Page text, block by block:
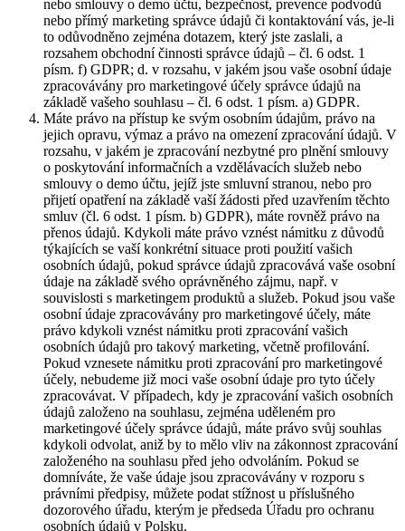
nebo smlouvy o demo účtu, bezpečnost, prevence podvodů
nebo přímý marketing správce údajů či kontaktování vás, je-li
to odůvodněno zejména dotazem, který jste zaslali, a
rozsahem obchodní činnosti správce údajů – čl. 6 odst. 1
písm. f) GDPR; d. v rozsahu, v jakém jsou vaše osobní údaje
zpracovávány pro marketingové účely správce údajů na
základě vašeho souhlasu – čl. 6 odst. 1 písm. a) GDPR.
Máte právo na přístup ke svým osobním údajům, právo na
jejich opravu, výmaz a právo na omezení zpracování údajů. V
rozsahu, v jakém je zpracování nezbytné pro plnění smlouvy
o poskytování informačních a vzdělávacích služeb nebo
smlouvy o demo účtu, jejíž jste smluvní stranou, nebo pro
přijetí opatření na základě vaší žádosti před uzavřením těchto
smluv (čl. 6 odst. 1 písm. b) GDPR), máte rovněž právo na
přenos údajů. Kdykoli máte právo vznést námitku z důvodů
týkajících se vaší konkrétní situace proti použití vašich
osobních údajů, pokud správce údajů zpracovává vaše osobní
údaje na základě svého oprávněného zájmu, např. v
souvislosti s marketingem produktů a služeb. Pokud jsou vaše
osobní údaje zpracovávány pro marketingové účely, máte
právo kdykoli vznést námitku proti zpracování vašich
osobních údajů pro takový marketing, včetně profilování.
Pokud vznesete námitku proti zpracování pro marketingové
účely, nebudeme již moci vaše osobní údaje pro tyto účely
zpracovávat. V případech, kdy je zpracování vašich osobních
údajů založeno na souhlasu, zejména uděleném pro
marketingové účely správce údajů, máte právo svůj souhlas
kdykoli odvolat, aniž by to mělo vliv na zákonnost zpracování
založeného na souhlasu před jeho odvoláním. Pokud se
domníváte, že vaše údaje jsou zpracovávány v rozporu s
právními předpisy, můžete podat stížnost u příslušného
dozorového úřadu, kterým je předseda Úřadu pro ochranu
osobních údajů v Polsku.